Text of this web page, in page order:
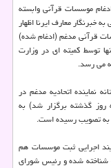
موسسات قرآنی وابسته
خبرنگار معارف ایرنا اظهار
قرآنی مدغم (ادغام شده)
توسط كمیته ای در وزارت
می رسد.
نماینده اتحادیه مدغم در
گذشته برگزار شد) به
تصویب رسیده است.
اجرایی ثبت موسسات هم
شده و رئیس شورای